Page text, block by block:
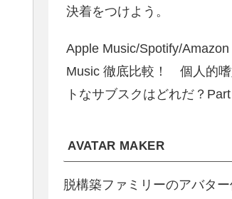
決着をつけよう。
Apple Music/Spotify/
Music 徹底比較！ 個人的嗜
トなサブスクはどれだ？Part
AVATAR MAKER
脱構築ファミリーのアバタ